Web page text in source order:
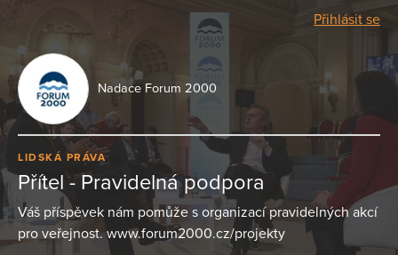
Přihlásit se
Nadace Forum 2000
LIDSKÁ PRÁVA
Přítel - Pravidelná podpora
Váš příspěvek nám pomůže s organizací pravidelných akcí
pro veřejnost. www.forum2000.cz/projekty